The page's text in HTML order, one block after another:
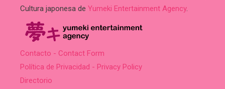
Cultura japonesa de Yumeki Entertainment Agency.
Contacto - Contact Form
Política de Privacidad - Privacy Policy
Directorio